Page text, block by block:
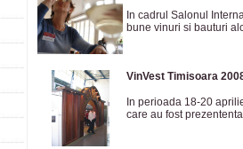
In cadrul Salonul
bune vinuri si bauturi
VinVest Timisoara
In perioada 18-20
care au fost